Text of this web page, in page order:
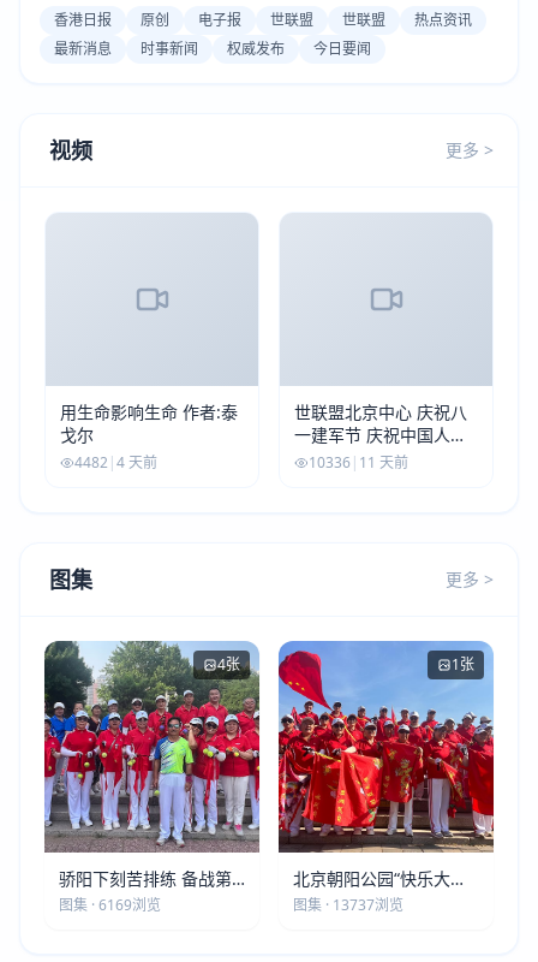
香港日报 原创 电子报 世联盟 世联盟
热点资讯
最新消息
时事新闻 权威发布 今日要闻
视频 更多 >
用生命影响生命 作者:泰
戈尔
4482 |4 天前
世联盟北京中心 庆祝八
一建军节 庆祝中国人民
解放军建军99周年
10336| 11 天前
图集 更多 >
4张
骄阳下刻苦排练 备战第
五届莫斯科世界大健康运
图集 · 6169浏览
1张
北京朝阳公园“快乐大本
营”建党105周年庆祝活动
图集 · 13737浏览